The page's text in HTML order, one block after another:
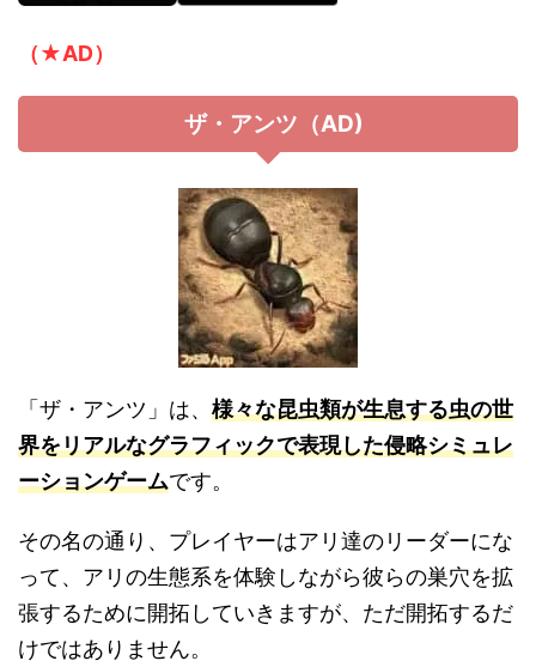
（★AD）
ザ・アンツ（AD)
「ザ・アンツ」は、 様々な昆虫類が生息する虫の世
界をリアルなグラフィックで表現した侵略シミュレ
ーションゲームです。
その名の通り、プレイヤーはアリ達のリーダーにな
って、アリの生態系を体験しながら彼らの巣穴を拡
張するために開拓していきますが、ただ開拓するだ
けではありません。